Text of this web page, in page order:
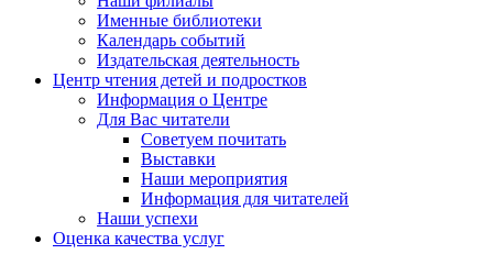
Именные библиотеки
Календарь событий
Издательская деятельность
Центр чтения детей и подростков
Информация о Центре
Для Вас читатели
Советуем почитать
Выставки
Наши мероприятия
Информация для читателей
Наши успехи
Оценка качества услуг